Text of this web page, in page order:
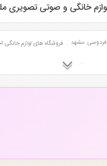
خانگی و صوتی تصویری
فردوسی مشهد فروشگاه های لوازم خانگی
فروشگاه های لوازم خانگی